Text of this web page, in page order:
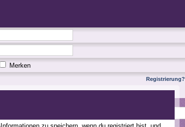
Merken
Registrierung?